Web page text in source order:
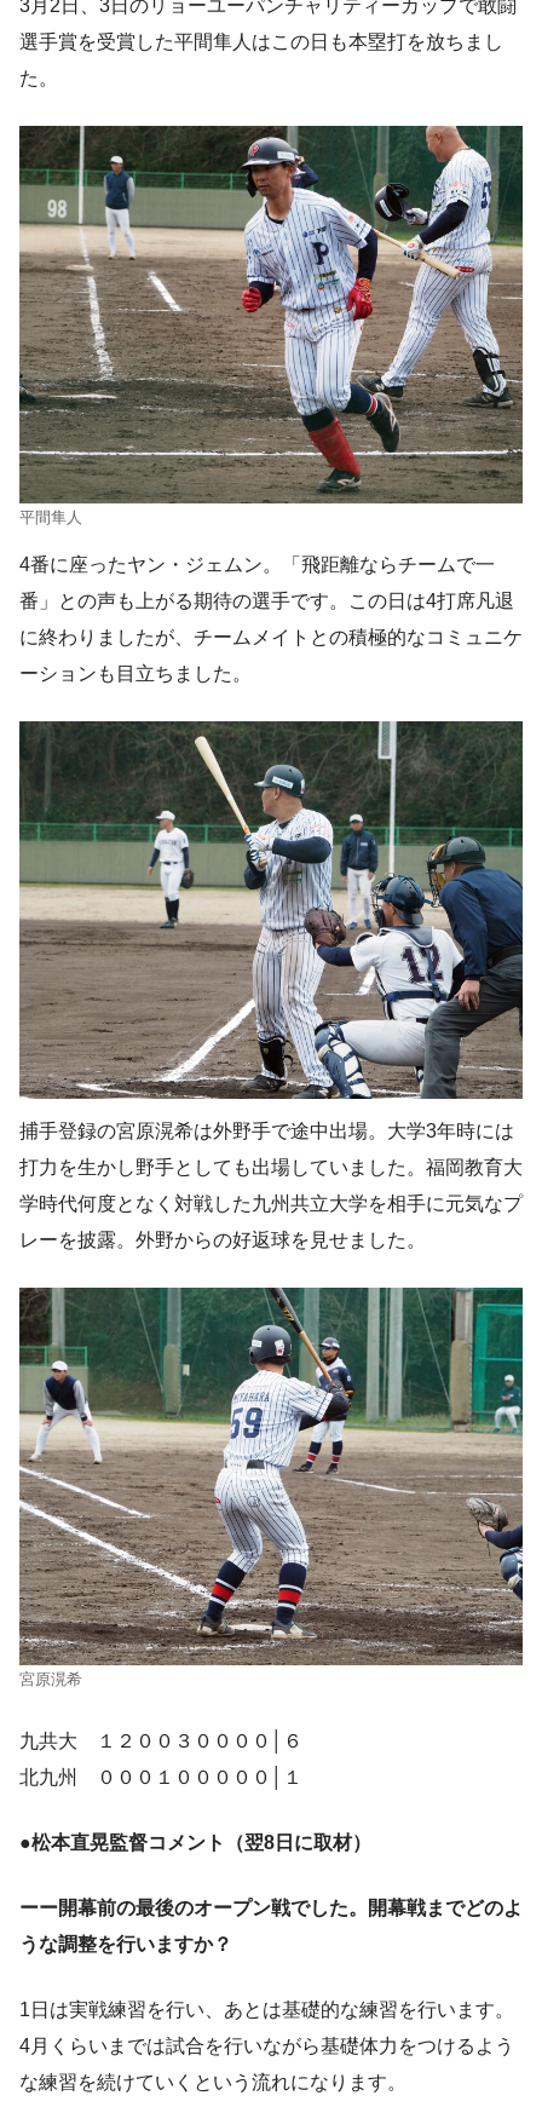
3月2日、3日のリョーユーパンチャリティーカップで敢闘
選手賞を受賞した平間隼人はこの日も本塁打を放ちまし
た。
平間隼人
4番に座ったヤン・ジェムン。「飛距離ならチームで一
番」との声も上がる期待の選手です。この日は4打席凡退
に終わりましたが、チームメイトとの積極的なコミュニケ
ーションも目立ちました。
捕手登録の宮原滉希は外野手で途中出場。大学3年時には
打力を生かし野手としても出場していました。福岡教育大
学時代何度となく対戦した九州共立大学を相手に元気なプ
レーを披露。外野からの好返球を見せました。
宮原滉希
九共大 １２００３００００│６
北九州 ０００１０００００│１
●松本直晃監督コメント（翌8日に取材）
ーー開幕前の最後のオープン戦でした。開幕戦までどのよ
うな調整を行いますか？
1日は実戦練習を行い、あとは基礎的な練習を行います。
4月くらいまでは試合を行いながら基礎体力をつけるよう
な練習を続けていくという流れになります。